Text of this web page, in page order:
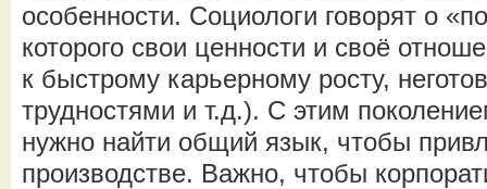
особенности. Социологи говорят о
которого свои ценности и своё
к быстрому карьерному росту,
трудностями и т.д.). С этим
нужно найти общий язык, чтобы
производстве. Важно, чтобы